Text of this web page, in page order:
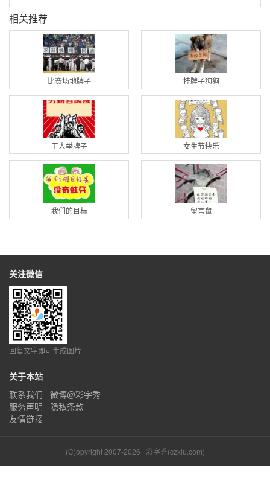
相关推荐
比赛场地牌子 挂牌子狗狗
工人举牌子 女生节快乐
我们的目标 留言鼠
关注微信
回复文字即可生成图片
关于本站
联系我们
微博@彩字秀
服务声明
隐私条款
友情链接
(C)opyright 2007-2026 彩字秀(czxiu.com)